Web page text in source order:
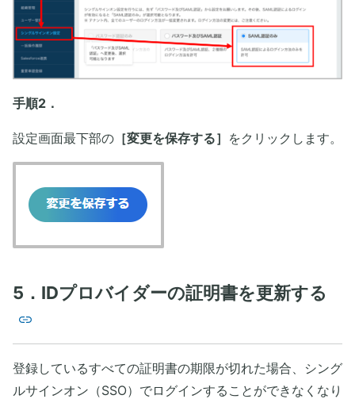
手順2．
設定画面最下部の ［変更を保存する］ をクリックします。
5．IDプロバイダーの証明書を更新する
登録しているすべての証明書の期限が切れた場合、シング
ルサインオン（SSO）でログインすることができなくなり